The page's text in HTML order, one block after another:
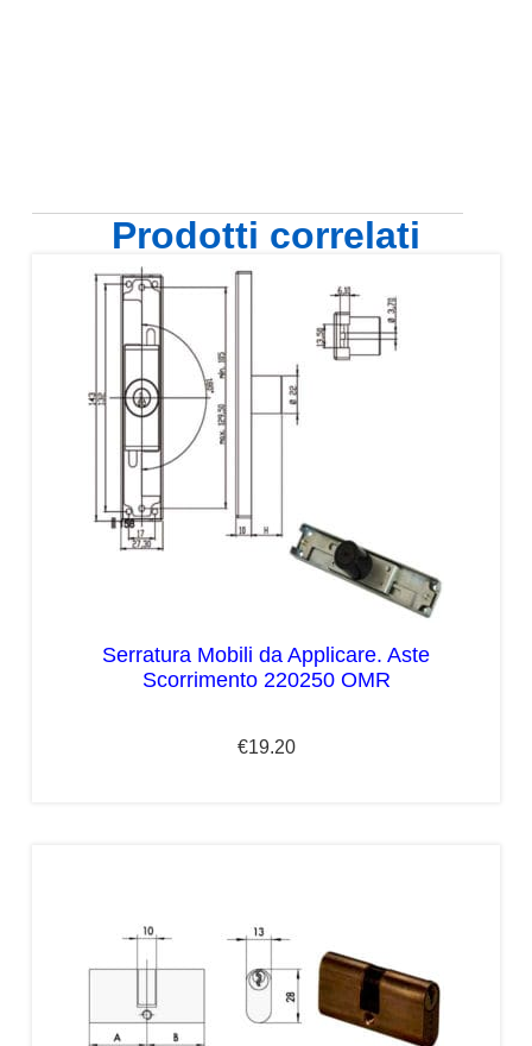
Prodotti correlati
Serratura Mobili da Applicare. Aste
Scorrimento 220250 OMR
€19.20